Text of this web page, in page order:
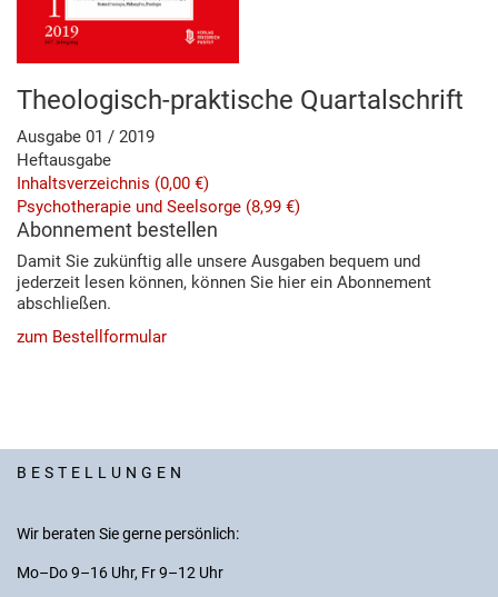
Theologisch-praktische Quartalschrift
Ausgabe 01 / 2019
Heftausgabe
Inhaltsverzeichnis (0,00 €)
Psychotherapie und Seelsorge (8,99 €)
Abonnement bestellen
Damit Sie zukünftig alle unsere Ausgaben bequem und
jederzeit lesen können, können Sie hier ein Abonnement
abschließen.
zum Bestellformular
BESTELLUNGEN
Wir beraten Sie gerne persönlich:
Mo–Do 9–16 Uhr, Fr 9–12 Uhr